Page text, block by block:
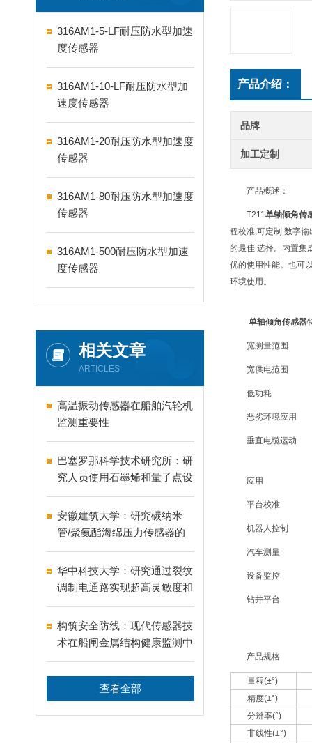
316AM1-5-LF耐压防水型加速
度传感器
316AM1-10-LF耐压防水型加
速度传感器
316AM1-20耐压防水型加速度
传感器
316AM1-80耐压防水型加速度
传感器
316AM1-500耐压防水型加速
度传感器
相关文章
ARTICLES
高温振动传感器在船舶汽轮机
监测重要性
巴塞罗那科学技术研究所：研
究人员使用石墨烯和量子点设
计用于眼动追踪应用的半透明
图像传感器
安徽建筑大学：研究碳纳米
管/聚氨酯海绵压力传感器的
创新应用
华中科技大学：研究通过裂纹
调制电通路实现超高灵敏度和
宽范围的柔性应变传感器
构筑安全防线：现代传感器技
术在船闸金属结构健康监测中
的应用
查看全部
产品介绍：
品牌
加工定制
产品概述：
T211单轴倾角传
程校准,可定制 数字
的最佳 选择。内置集
优的使用性能。也可
环境使用。
单轴倾角传感器
宽测量范围
宽供电范围
低功耗
恶劣环境应用
垂直电缆运动
应用
平台校准
机器人控制
汽车测量
设备监控
钻井平台
产品规格
量程(±°)
精度(±°)
分辨率(°)
非线性(±°)